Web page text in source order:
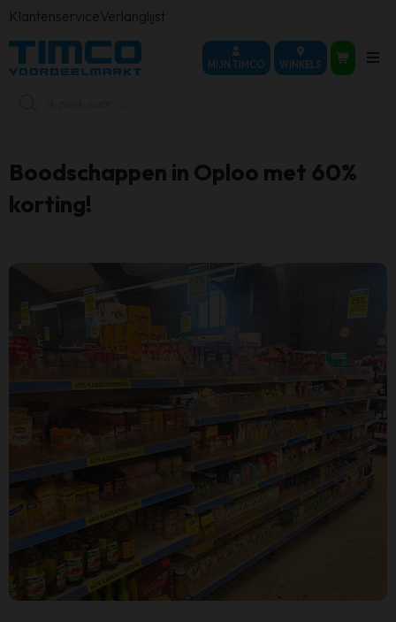
KlantenserviceVerlanglijst
MIJN TIMCO WINKELS
Boodschappen in Oploo met 60%
korting!